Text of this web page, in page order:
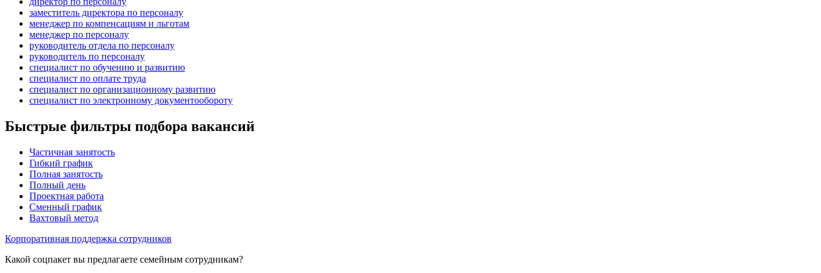
заместитель директора по персоналу
менеджер по компенсациям и льготам
менеджер по персоналу
руководитель отдела по персоналу
руководитель по персоналу
специалист по обучению и развитию
специалист по оплате труда
специалист по организационному развитию
специалист по электронному документообороту
Быстрые фильтры подбора вакансий
Частичная занятость
Гибкий график
Полная занятость
Полный день
Проектная работа
Сменный график
Вахтовый метод
Корпоративная поддержка сотрудников
Какой соцпакет вы предлагаете семейным сотрудникам?